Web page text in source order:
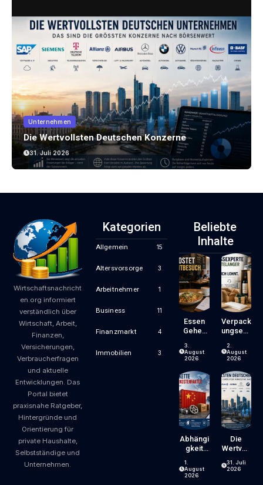
Unternehmen
Die Wertvollsten Deutschen Konzerne
31. Juli 2026
Wirtschaftsnachricht
en.org informiert
verständlich über
Wirtschaft, Arbeit,
Finanzen,
Versicherungen,
Verbraucherfragen
und aktuelle
Entwicklungen. Das
Portal bietet
praxisnahe Ratgeber,
Hintergründe und
Orientierung für
private Haushalte,
Selbstständige und
Unternehmen.
Kategorien
Allgemein 15
Altersvorsorge 3
Arbeitnehmer 1
Business 11
Finanzmarkt 4
Immobilien 3
Beliebte
Inhalte
Essen
Gehen
Zum
Luxus?
Gastron
Omiepre
Ise
Entsteh
En Und
Worauf
Gäste
Achten
Können
3.
August
2026
Verpack
Ungsexp
Jahrzeh
Ntelang
Erfahrun
G – Ein
Blick,
Der Sich
Lohnt
2.
August
2026
Abhängi
Gkeit
China:
Welche
1.
August
2026
Die
Wertvoll
Deutsch
31. Juli
2026